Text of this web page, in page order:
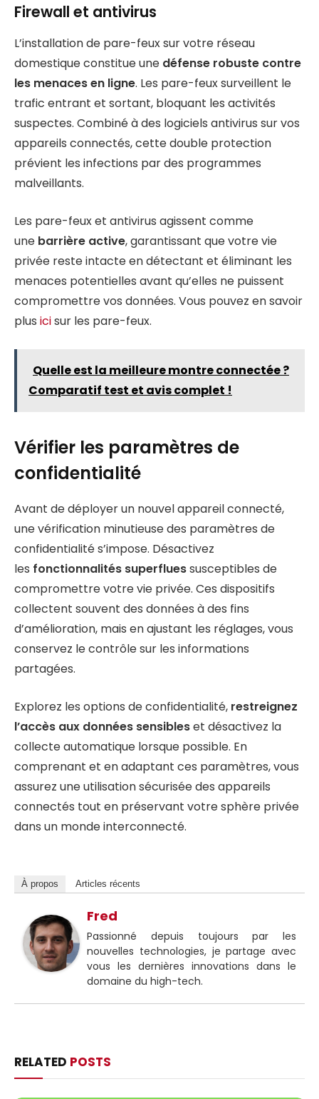
Firewall et antivirus
L’installation de pare-feux sur votre réseau
domestique constitue une défense robuste contre
les menaces en ligne. Les pare-feux surveillent le
trafic entrant et sortant, bloquant les activités
suspectes. Combiné à des logiciels antivirus sur vos
appareils connectés, cette double protection
prévient les infections par des programmes
malveillants.
Les pare-feux et antivirus agissent comme
une barrière active, garantissant que votre vie
privée reste intacte en détectant et éliminant les
menaces potentielles avant qu’elles ne puissent
compromettre vos données. Vous pouvez en savoir
plus icisur les pare-feux.
Quelle est la meilleure montre connectée ?
Comparatif test et avis complet !
Vérifier les paramètres de
confidentialité
Avant de déployer un nouvel appareil connecté,
une vérification minutieuse des paramètres de
confidentialité s’impose. Désactivez
les fonctionnalités superfluessusceptibles de
compromettre votre vie privée. Ces dispositifs
collectent souvent des données à des fins
d’amélioration, mais en ajustant les réglages, vous
conservez le contrôle sur les informations
partagées.
Explorez les options de confidentialité, restreignez
l’accès aux données sensibleset désactivez la
collecte automatique lorsque possible. En
comprenant et en adaptant ces paramètres, vous
assurez une utilisation sécurisée des appareils
connectés tout en préservant votre sphère privée
dans un monde interconnecté.
À propos Articles récents
Fred
Passionné depuis toujours par les
nouvelles technologies, je partage avec
vous les dernières innovations dans le
domaine du high-tech.
RELATED POSTS